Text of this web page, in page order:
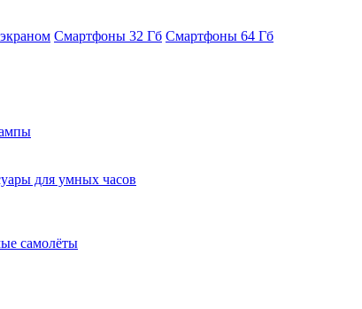
Смартфоны 32 Гб Смартфоны 64 Гб
для умных часов
самолёты